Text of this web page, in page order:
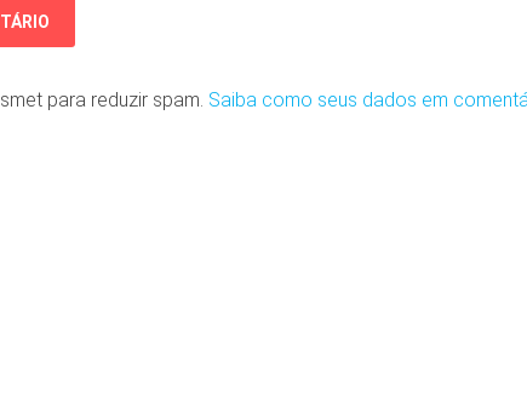
para reduzir spam. Saiba como seus dados em